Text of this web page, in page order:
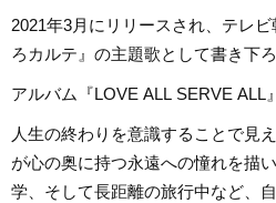
2021年3月にリリースされ、テレ
ろカルテ』の主題歌として書き下ろ
アルバム『LOVE ALL SERVE ALL
人生の終わりを意識することで見
が心の奥に持つ永遠への憧れを描
学、そして長距離の旅行中など、